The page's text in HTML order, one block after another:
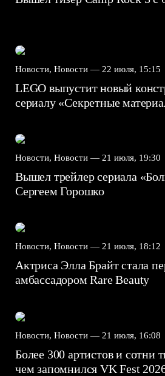
Новости, Новости — 22 июля, 15:15
LEGO выпустит новый
сериалу «Секретные
Новости, Новости — 21 июля, 19:30
Вышел трейлер сериала
Сергеем Горошко
Новости, Новости — 21 июля, 18:12
Актриса Элла Брайт стала
амбассадором Rare Beauty
Новости, Новости — 21 июля, 16:08
Более 300 артистов и сотни
чем запомнился VK Fest